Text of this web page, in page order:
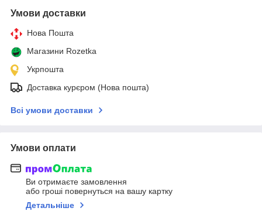
Умови доставки
Нова Пошта
Магазини Rozetka
Укрпошта
Доставка курєром (Нова пошта)
Всі умови доставки
Умови оплати
Ви отримаєте замовлення
або гроші повернуться на вашу картку
Детальніше